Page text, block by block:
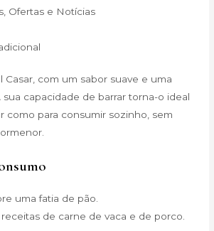
Ofertas e Notícias
Casar, com um sabor suave e uma
sua capacidade de barrar torna-o ideal
como para consumir sozinho, sem
uma fatia de pão.
de carne de vaca e de porco.